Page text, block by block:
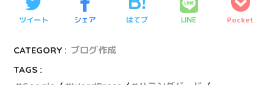
ツイート シェア はてブ LINE Pocket
CATEGORY : ブログ作成
TAGS :